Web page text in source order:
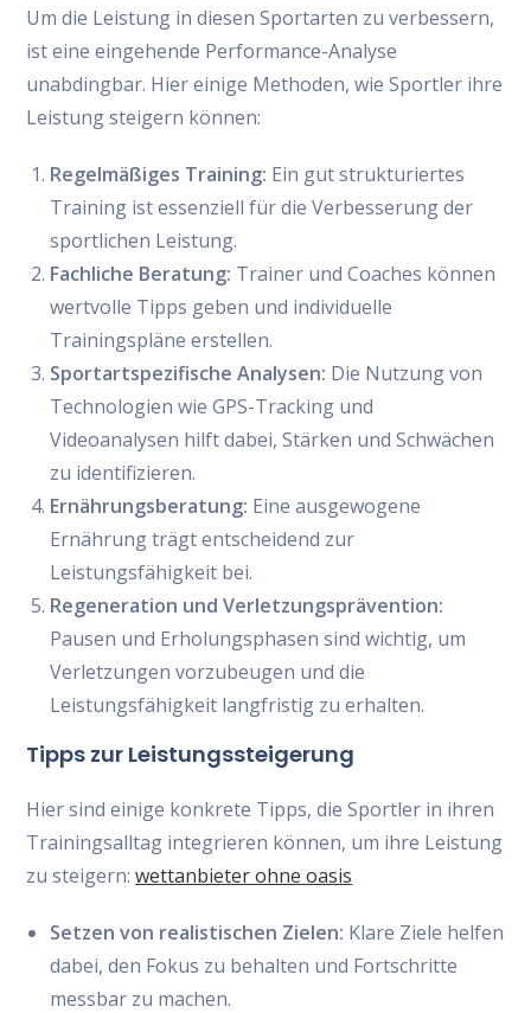
Um die Leistung in diesen Sportarten zu verbessern,
ist eine eingehende Performance-Analyse
unabdingbar. Hier einige Methoden, wie Sportler ihre
Leistung steigern können:
Regelmäßiges Training: Ein gut strukturiertes
Training ist essenziell für die Verbesserung der
sportlichen Leistung.
Fachliche Beratung: Trainer und Coaches können
wertvolle Tipps geben und individuelle
Trainingspläne erstellen.
Sportartspezifische Analysen: Die Nutzung von
Technologien wie GPS-Tracking und
Videoanalysen hilft dabei, Stärken und Schwächen
zu identifizieren.
Ernährungsberatung: Eine ausgewogene
Ernährung trägt entscheidend zur
Leistungsfähigkeit bei.
Regeneration und Verletzungsprävention:
Pausen und Erholungsphasen sind wichtig, um
Verletzungen vorzubeugen und die
Leistungsfähigkeit langfristig zu erhalten.
Tipps zur Leistungssteigerung
Hier sind einige konkrete Tipps, die Sportler in ihren
Trainingsalltag integrieren können, um ihre Leistung
zu steigern:wettanbieter ohne oasis
Setzen von realistischen Zielen: Klare Ziele helfen
dabei, den Fokus zu behalten und Fortschritte
messbar zu machen.